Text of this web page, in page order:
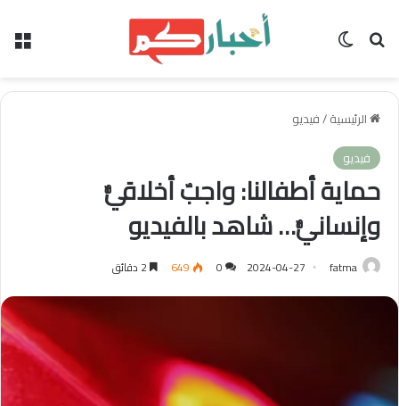
بحث عن الوضع المظلم
الرئيسية/فيديو
فيديو
حماية أطفالنا: واجبٌ أخلاقيٌّ
وإنسانيٌّ… شاهد بالفيديو
fatma
2024-04-27
0
649